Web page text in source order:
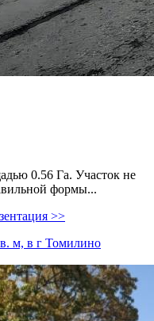
0.56 Га. Участок не
формы...
>>
м, в г Томилино